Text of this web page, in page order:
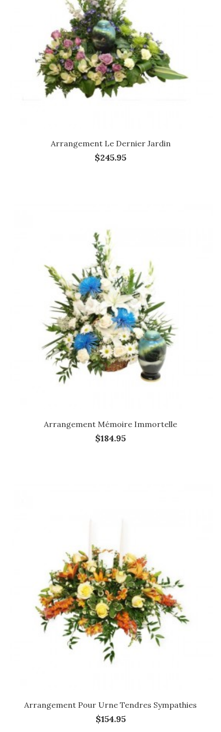
Arrangement Le Dernier Jardin
$245.95
Arrangement Mémoire Immortelle
$184.95
Arrangement Pour Urne Tendres Sympathies
$154.95